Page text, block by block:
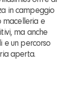
in campeggio
macelleria e
ma anche
e un percorso
aperta.